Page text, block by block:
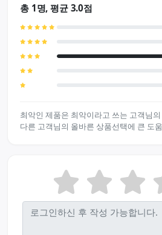
총 1명, 평균 3.0점
최악인 제품은 최악이라고 쓰는 고객님의
다른 고객님의 올바른 상품선택에 큰 도